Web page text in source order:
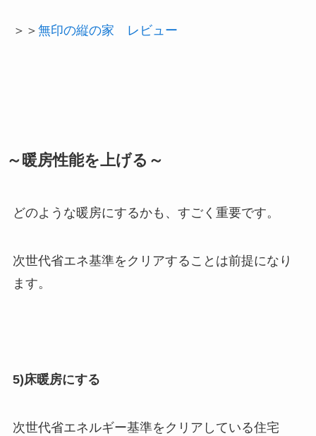
＞＞ 無印の縦の家 レビュー
～暖房性能を上げる～
どのような暖房にするかも、すごく重要です。
次世代省エネ基準をクリアすることは前提になり
ます。
5)床暖房にする
次世代省エネルギー基準をクリアしている住宅